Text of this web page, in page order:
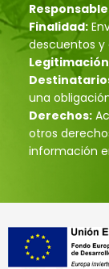
Finalidad:
descuentos y
una
Derechos:
otros
información